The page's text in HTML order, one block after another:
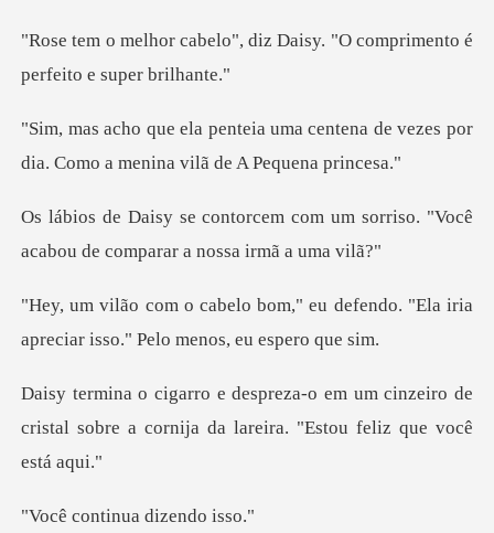
diz Daisy. "O comprimento é
centena de vezes por
dia. Como a
om um sorriso. "Você
acabou de co
eu defendo. "Ela iria
apreciar iss
m cinzeiro de
cristal sobre a cornija da
inua dizen